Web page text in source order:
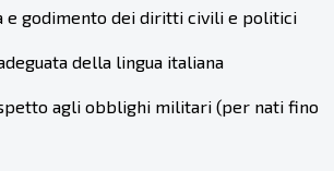
e godimento dei diritti civili e politici
della lingua italiana
agli obblighi militari (per nati fino